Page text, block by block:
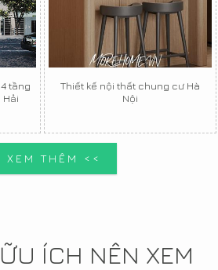
tầng
Thiết kế nội thất chung cư Hà
Nội
XEM THÊM <<
ÍCH NÊN XEM